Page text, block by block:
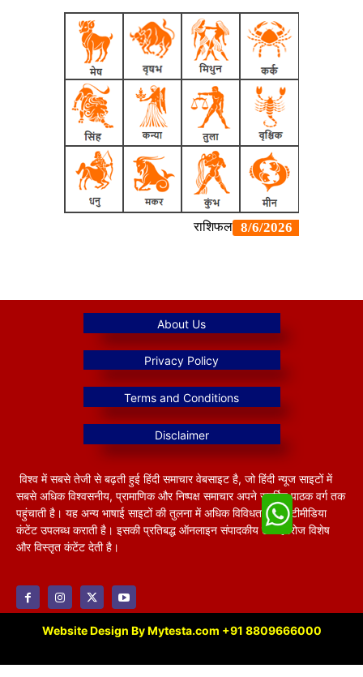
विश्व में सबसे तेजी से बढ़ती हुई हिंदी समाचार वेबसाइट है, जो हिंदी न्यूज साइटों में
सबसे अधिक विश्वसनीय, प्रामाणिक और निष्पक्ष समाचार अपने समर्पित पाठक वर्ग तक
पहुंचाती है। यह अन्य भाषाई साइटों की तुलना में अधिक विविधतापूर्ण मल्टीमीडिया
कंटेंट उपलब्ध कराती है। इसकी प्रतिबद्ध ऑनलाइन संपादकीय टीम हररोज विशेष
और विस्तृत कंटेंट देती है।
Website Design By Mytesta.com +91 8809666000